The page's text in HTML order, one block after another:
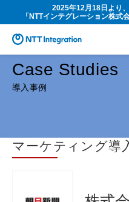
2025年12月18日より
「NTTインテグレーション株式
Case Studies
導入事例
マーケティング導